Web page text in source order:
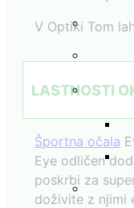
V Optiki Tom
LASTNOSTI
Športna očala
Eye odličen
poskrbi za
doživite z njimi